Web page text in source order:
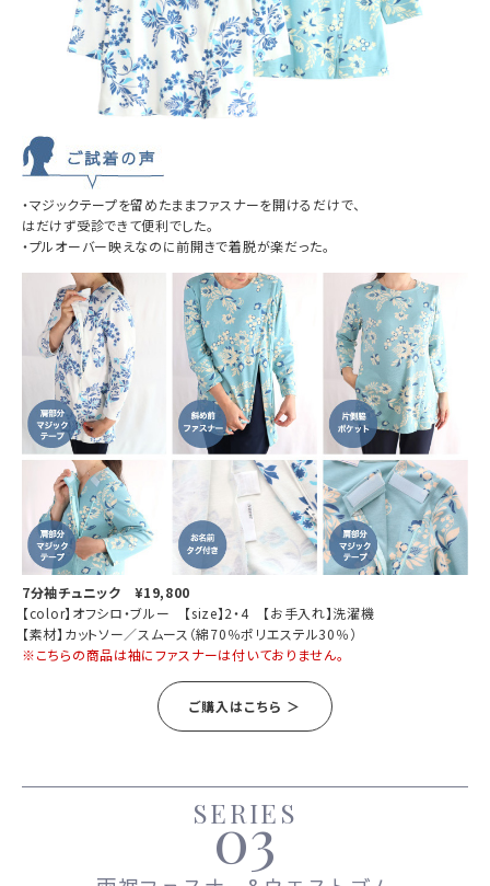
・マジックテープを留めたままファスナーを開けるだけで、
はだけず受診できて便利でした。
・プルオーバー映えなのに前開きで着脱が楽だった。
7分袖チュニック ¥19,800
【color】オフシロ・ブルー 【size】2・4 【お手入れ】洗濯機
【素材】カットソー／スムース（綿70％ポリエステル30％）
※こちらの商品は袖にファスナーは付いておりません。
ご購入はこちら ＞
SERIES
03